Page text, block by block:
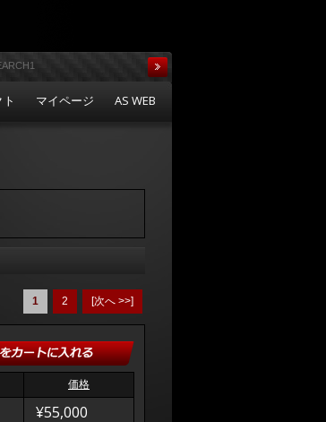
マイページ AS WEB
1 2 [次へ >>]
価格
¥55,000